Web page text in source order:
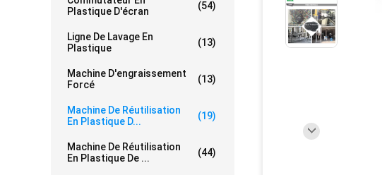
Plastique D'écran
(54)
Ligne De Lavage En
Plastique
(13)
Machine D'engraissement
Forcé
(13)
Machine De Réutilisation
En Plastique D...
(19)
Machine De Réutilisation
En Plastique De ...
(44)